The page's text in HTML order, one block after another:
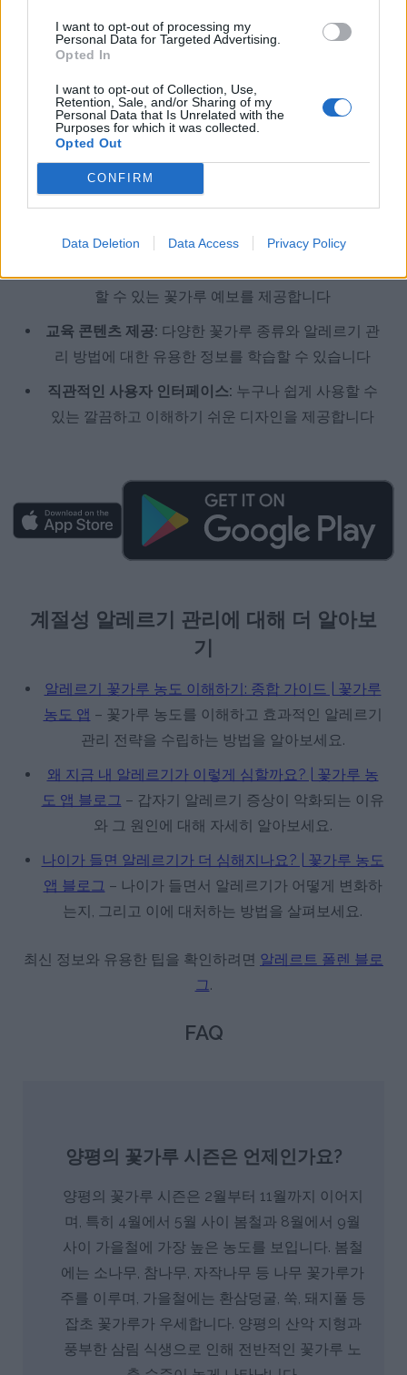
I want to opt-out of processing my
Personal Data for Targeted Advertising.
Opted In
I want to opt-out of Collection, Use,
Retention, Sale, and/or Sharing of my
Personal Data that Is Unrelated with the
Purposes for which it was collected.
Opted Out
CONFIRM
Data Deletion Data Access Privacy Policy
리 강화하기
인 꽃가루 정보와 맞춤형 관리 도구를 제공합니다.
실시간 꽃가루 농도:
를 실시간으로 확인할 수 있습니다
맞춤형 알림 설정:개인의 알레르기 민감도에 맞춰 꽃
가루 농도 알림을 설정하여 미리 대비할 수 있습니다
할 수 있는 꽃가루 예보를 제공합니다
교육 콘텐츠 제공: 다양한 꽃가루 종류와 알레르기 관
리 방법에 대한 유용한 정보를 학습할 수 있습니다
직관적인 사용자 인터페이스: 누구나 쉽게 사용할 수
있는 깔끔하고 이해하기 쉬운 디자인을 제공합니다
계절성 알레르기 관리에 대해 더 알아보
기
알레르기 꽃가루 농도 이해하기: 종합 가이드 | 꽃가루
농도 앱 – 꽃가루 농도를 이해하고 효과적인 알레르기
관리 전략을 수립하는 방법을 알아보세요.
왜 지금 내 알레르기가 이렇게 심할까요? | 꽃가루 농
도 앱 블로그 – 갑자기 알레르기 증상이 악화되는 이유
와 그 원인에 대해 자세히 알아보세요.
나이가 들면 알레르기가 더 심해지나요? | 꽃가루 농도
앱 블로그 – 나이가 들면서 알레르기가 어떻게 변화하
는지, 그리고 이에 대처하는 방법을 살펴보세요.
최신 정보와 유용한 팁을 확인하려면 알레르트 폴렌 블로
그.
FAQ
양평의 꽃가루 시즌은 언제인가요?
양평의 꽃가루 시즌은 2월부터 11월까지 이어지
며, 특히 4월에서 5월 사이 봄철과 8월에서 9월
사이 가을철에 가장 높은 농도를 보입니다. 봄철
에는 소나무, 참나무, 자작나무 등 나무 꽃가루가
주를 이루며, 가을철에는 환삼덩굴, 쑥, 돼지풀 등
잡초 꽃가루가 우세합니다. 양평의 산악 지형과
풍부한 삼림 식생으로 인해 전반적인 꽃가루 노